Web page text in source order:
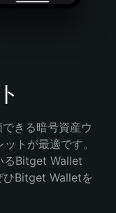
きる暗号資産ウ
トが最適です。
るBitget Wallet
ひBitget Walletを